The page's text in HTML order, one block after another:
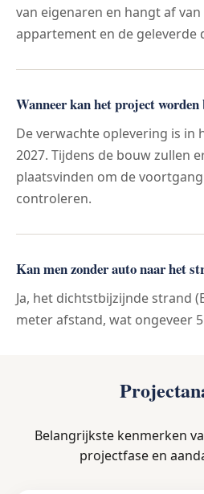
van eigenaren en hangt af
appartement en de geleverde
Wanneer kan het project worden
De verwachte oplevering is in
2027. Tijdens de bouw zullen
plaatsvinden om de
controleren.
Kan men zonder auto naar het
Ja, het dichtstbijzijnde strand
meter afstand, wat ongeveer
Belangrijkste kenmerken
projectfase en